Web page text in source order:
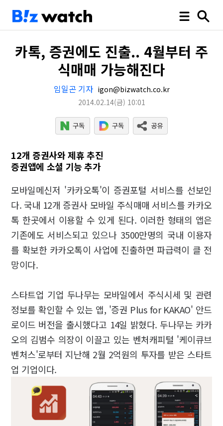
카톡, 증권에도 진출.. 4월부터 주
식매매 가능해진다
임일곤 기자 igon@bizwatch.co.kr
2014.02.14(금) 10:01
12개 증권사와 제휴 추진
증권앱에 소셜 기능 추가
모바일메신저 '카카오톡'이 증권포털 서비스를 선보인
다. 국내 12개 증권사 모바일 주식매매 서비스를 카카오
톡 한곳에서 이용할 수 있게 된다. 이러한 형태의 앱은
기존에도 서비스되고 있으나 3500만명의 국내 이용자
를 확보한 카카오톡이 사업에 진출하면 파급력이 클 전
망이다.
스타트업 기업 두나무는 모바일에서 주식시세 및 관련
정보를 확인할 수 있는 앱, '증권 Plus for KAKAO' 안드
로이드 버전을 출시했다고 14일 밝혔다. 두나무는 카카
오의 김범수 의장이 이끌고 있는 벤처캐피털 '케이큐브
벤처스'로부터 지난해 2월 2억원의 투자를 받은 스타트
업 기업이다.